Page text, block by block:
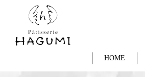
HOME